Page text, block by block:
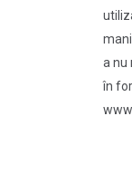
a nu
în